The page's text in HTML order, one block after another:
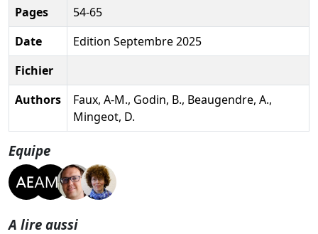
Pages
54-65
Date
Edition Septembre 2025
Fichier
Authors
Faux, A-M., Godin, B., Beaugendre, A.,
Mingeot, D.
Equipe
A lire aussi